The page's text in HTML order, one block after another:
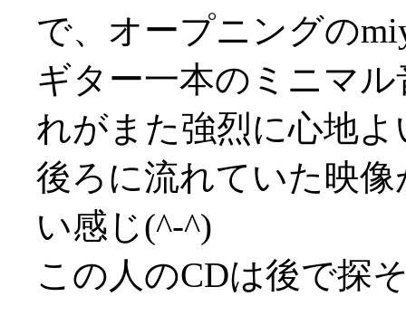
で、オープニングの
ギター一本のミニマ
れがまた強烈に心地よ
後ろに流れていた映
い感じ(^-^)
この人のCDは後で探